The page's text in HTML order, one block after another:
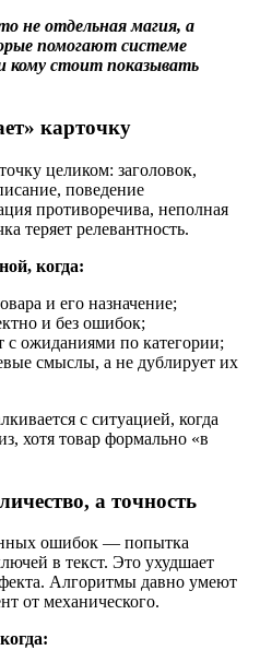
не отдельная магия, а
помогают системе
кому стоит показывать
карточку
целиком: заголовок,
поведение
противоречива, неполная
теряет релевантность.
когда:
и его назначение;
и без ошибок;
ожиданиями по категории;
смыслы, а не дублирует их
с ситуацией, когда
хотя товар формально «в
а точность
ошибок — попытка
в текст. Это ухудшает
Алгоритмы давно умеют
от механического.